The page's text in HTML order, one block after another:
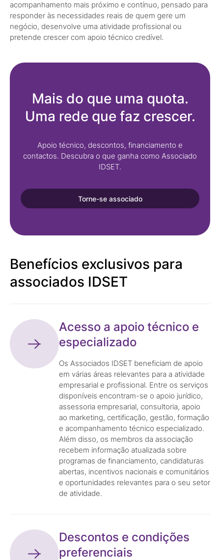
acompanhamento mais próximo e contínuo, pensado para
responder às necessidades reais de quem gere um
negócio, desenvolve uma atividade profissional ou
pretende crescer com apoio técnico credível.
Mais do que uma quota.
Uma rede que faz crescer.
Apoio técnico, descontos, financiamento e
contactos. Descubra o que ganha como Associado
IDSET.
Torne-se associado
Benefícios exclusivos para
associados IDSET
Acesso a apoio técnico e
especializado
Os Associados IDSET beneficiam de apoio
em várias áreas relevantes para a atividade
empresarial e profissional. Entre os serviços
disponíveis encontram-se o apoio jurídico,
assessoria empresarial, consultoria, apoio
ao marketing, certificação, gestão, formação
e acompanhamento técnico especializado.
Além disso, os membros da associação
recebem informação atualizada sobre
programas de financiamento, candidaturas
abertas, incentivos nacionais e comunitários
e oportunidades relevantes para o seu setor
de atividade.
Descontos e condições
preferenciais